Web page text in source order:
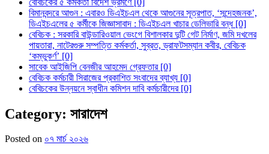
বিমানবন্দরে আগুন : এবারও ডিএইচএল থেকে আগুনের সূত্রপাত, ‘সন্দেহজনক’,
ডিএইচএলের ৫ কর্মীকে জিজ্ঞাসাবাদ : ডিএইচএল খাচার ডেলিভারি বন্ধ [0]
বেবিচক : সরকারি বাউন্ডারিওয়াল ভেংগে বিশালকার দুটি গেট নির্মাণ, জমি দখলের
পায়তারা, নাটেরগুরু সম্পত্তি কর্মকর্তা, সুব্রত, ড্রাফটসম্যান কবীর, বেবিচক
‘কম্ভুকর্ণ’ [0]
সাবেক আইজিপি বেনজীর আহমেদ গ্রেফতার [0]
বেবিচক কর্মচারী সিরাজের প্রকাশিত সংবাদের ব্যাখ্য [0]
বেবিচকের উন্নয়নে স্বাধীন কমিশন দাবি কর্মচারীদের [0]
Category: সারাদেশ
Posted on ০৭ মার্চ ২০২৬